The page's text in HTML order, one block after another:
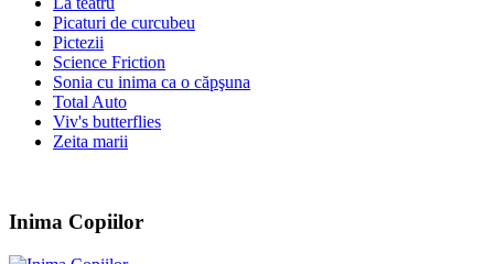
Picaturi de curcubeu
Pictezii
Science Friction
Sonia cu inima ca o căpşuna
Total Auto
Viv's butterflies
Zeita marii
Inima Copiilor